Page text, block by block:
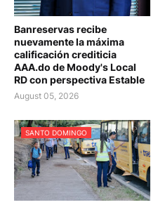
Banreservas recibe
nuevamente la máxima
calificación crediticia
AAA.do de Moody's Local
RD con perspectiva Estable
August 05, 2026
SANTO DOMINGO